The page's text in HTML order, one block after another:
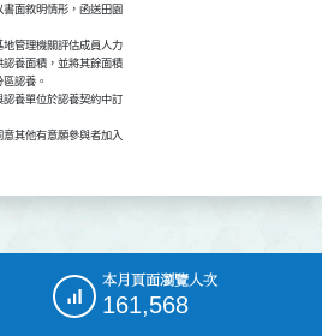
書面敘明情形，函送田園
地管理機關評估成員人力
認養面積，並將其餘面積
區認養。
認養單位於認養契約中訂
意其他有意願參與者加入
本月頁面瀏覽人次
161,568